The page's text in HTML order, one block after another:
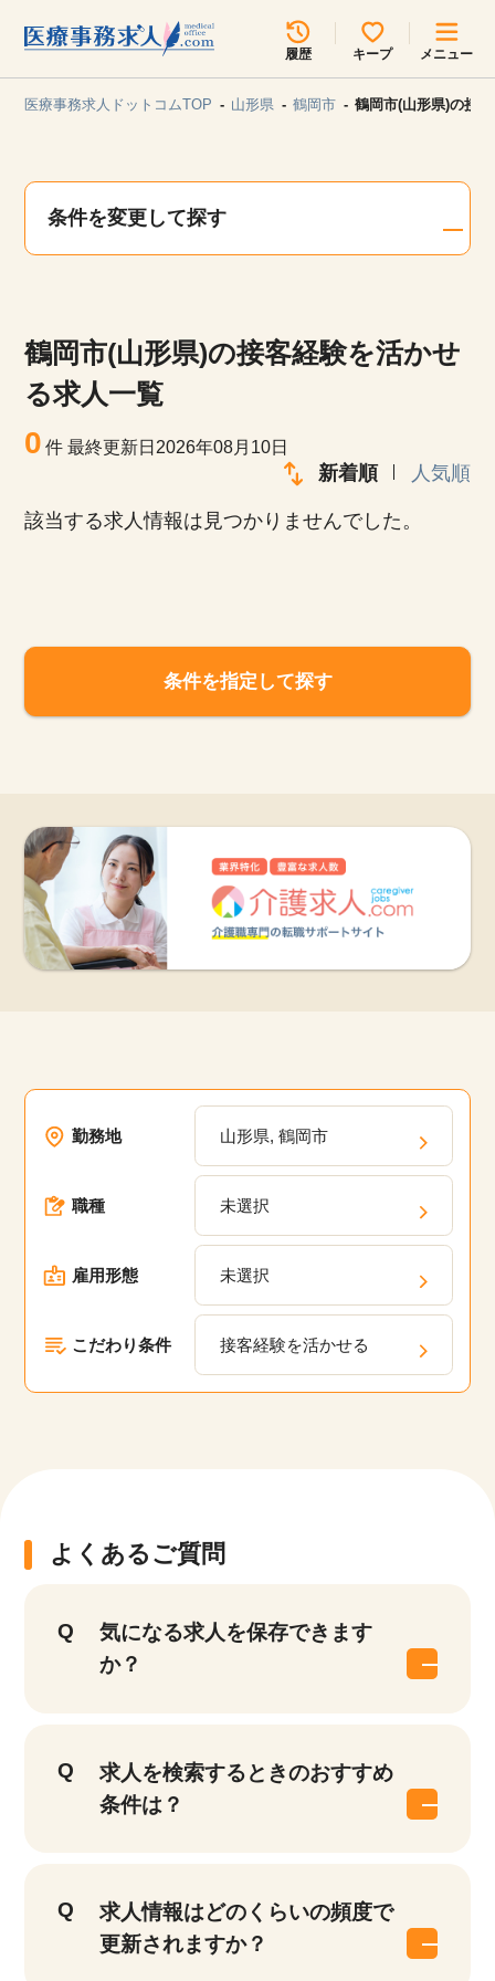
履歴 キープ メニュー
見学会・イベント情報
サイトの使い方
就職サポート
医療事務求人ドットコムTOP 山形県 鶴岡市 鶴岡市(山形県)の接
条件を変更して探す
鶴岡市(山形県)の接客経験を活かせ
る求人一覧
0 件最終更新日2026年08月10日
新着順 人気順
該当する求人情報は見つかりませんでした。
条件を指定して探す
勤務地 山形県, 鶴岡市
職種 未選択
雇用形態 未選択
こだわり条件 接客経験を活かせる
よくあるご質問
気になる求人を保存できます
か？
求人を検索するときのおすすめ
条件は？
求人情報はどのくらいの頻度で
更新されますか？
所在地のエリアを選択してください
各支店担当よりご連絡させていただきます。
関東
甲信越・北陸 中国・四国
九州・沖縄